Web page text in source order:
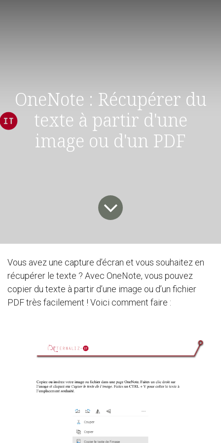
OneNote : Récupérer du
texte à partir d'une
image ou d'un PDF
Vous avez une capture d’écran et vous souhaitez en
récupérer le texte ? Avec OneNote, vous pouvez
copier du texte à partir d’une image ou d’un fichier
PDF très facilement ! Voici comment faire :